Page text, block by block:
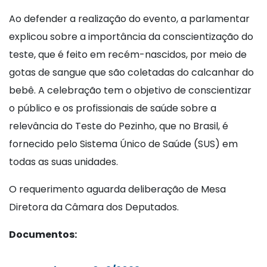
Ao defender a realização do evento, a parlamentar
explicou sobre a importância da conscientização do
teste, que é feito em recém-nascidos, por meio de
gotas de sangue que são coletadas do calcanhar do
bebê. A celebração tem o objetivo de conscientizar
o público e os profissionais de saúde sobre a
relevância do Teste do Pezinho, que no Brasil, é
fornecido pelo Sistema Único de Saúde (SUS) em
todas as suas unidades.
O requerimento aguarda deliberação de Mesa
Diretora da Câmara dos Deputados.
Documentos: